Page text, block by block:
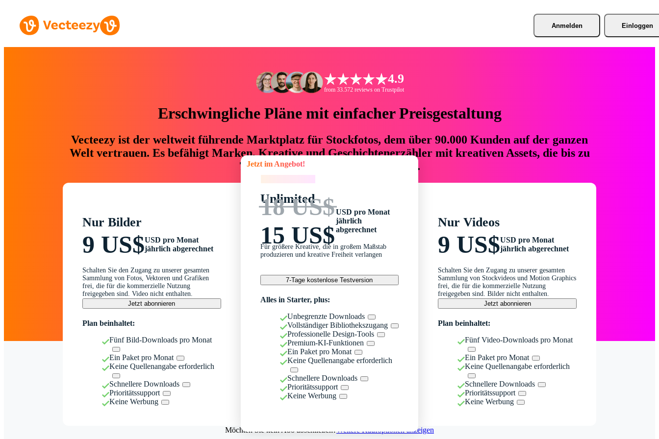
Anmelden Einloggen
4.9
from 33.572 reviews on Trustpilot
Erschwingliche Pläne mit einfacher Preisgestaltung
Vecteezy ist der weltweit führende Marktplatz für Stockfotos, dem über 90.000 Kunden auf der ganzen
Welt vertrauen. Es befähigt Marken, Kreative und Geschichtenerzähler mit kreativen Assets, die bis zu
76 % an Zeit und Budget einsparen.
Nur Bilder
9 US$USD pro Monat
jährlich abgerechnet
Schalten Sie den Zugang zu unserer gesamten
Sammlung von Fotos, Vektoren und Grafiken
frei, die für die kommerzielle Nutzung
freigegeben sind. Video nicht enthalten.
Jetzt abonnieren
Plan beinhaltet:
Fünf Bild-Downloads pro Monat
Ein Paket pro Monat
Keine Quellenangabe erforderlich
Schnellere Downloads
Prioritätssupport
Keine Werbung
Jetzt im Angebot!
Unlimited
18 US$
15 US$
USD pro Monat
jährlich
abgerechnet
Für größere Kreative, die in großem Maßstab
produzieren und kreative Freiheit verlangen
7-Tage kostenlose Testversion
Alles in Starter, plus:
Unbegrenzte Downloads
Vollständiger Bibliothekszugang
Professionelle Design-Tools
Premium-KI-Funktionen
Ein Paket pro Monat
Keine Quellenangabe erforderlich
Schnellere Downloads
Prioritätssupport
Keine Werbung
Nur Videos
9 US$USD pro Monat
jährlich abgerechnet
Schalten Sie den Zugang zu unserer gesamten
Sammlung von Stockvideos und Motion Graphics
frei, die für die kommerzielle Nutzung
freigegeben sind. Bilder nicht enthalten.
Jetzt abonnieren
Plan beinhaltet:
Fünf Video-Downloads pro Monat
Ein Paket pro Monat
Keine Quellenangabe erforderlich
Schnellere Downloads
Prioritätssupport
Keine Werbung
Möchten Sie kein Abo abschließen?Weitere Kaufoptionen anzeigen